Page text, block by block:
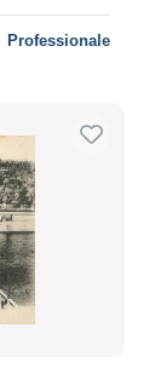
Professionale